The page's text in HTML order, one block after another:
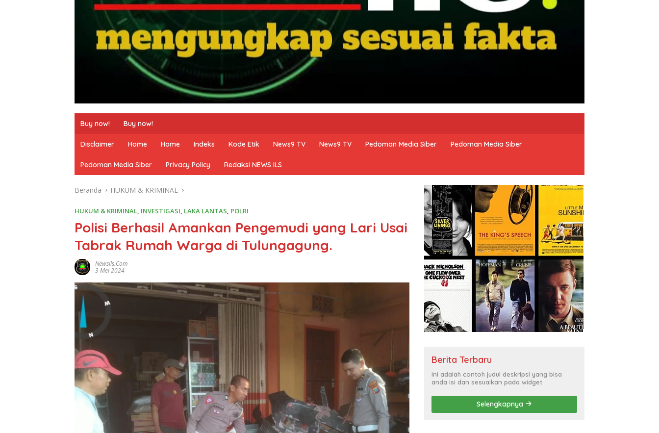
Buy now! Buy now!
Disclaimer Home Home Indeks Kode Etik News9 TV News9 TV Pedoman Media Siber Pedoman Media Siber
Pedoman Media Siber Privacy Policy Redaksi NEWS ILS
Beranda HUKUM & KRIMINAL
HUKUM & KRIMINAL INVESTIGASI LAKA LANTAS POLRI
Polisi Berhasil Amankan Pengemudi yang Lari Usai
Tabrak Rumah Warga di Tulungagung.
Newsils.com
3 Mei 2024
Berita Terbaru
Ini adalah contoh judul deskripsi yang bisa
anda isi dan sesuaikan pada widget
Selengkapnya